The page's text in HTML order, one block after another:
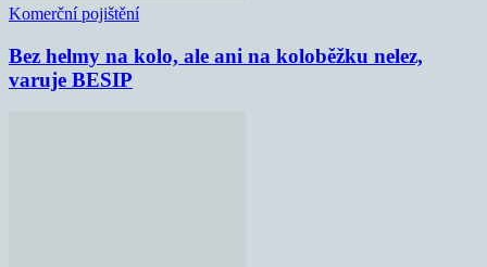
Komerční pojištění
Bez helmy na kolo, ale ani na koloběžku nelez,
varuje BESIP